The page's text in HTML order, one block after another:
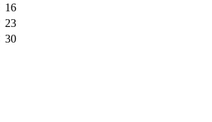
16
23
30